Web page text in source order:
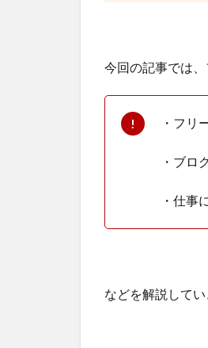
今回の記事では
・フリ
・ブロ
・仕事
などを解説してい